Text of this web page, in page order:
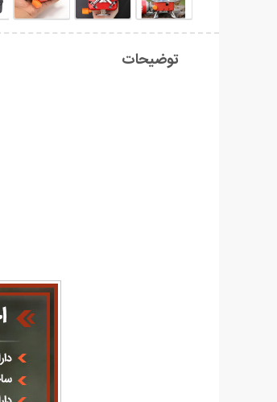
توضیحات